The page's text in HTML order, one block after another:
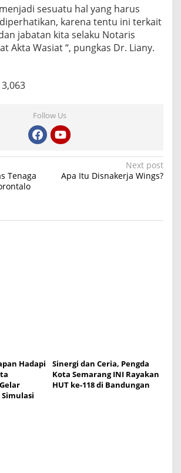
sesuatu hal yang harus
karena tentu ini terkait
jabatan kita selaku Notaris
Akta Wasiat “, pungkas Dr. Liany.
3,063
Follow Us
Tenaga
Next post
Apa Itu Disnakerja Wings?
Hadapi
Sinergi dan Ceria, Pengda
Kota Semarang INI Rayakan
HUT ke-118 di Bandungan